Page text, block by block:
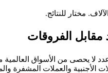
مختار للنتائج.
مقابل الفروقات
الأجنبية والعملات المشفرة